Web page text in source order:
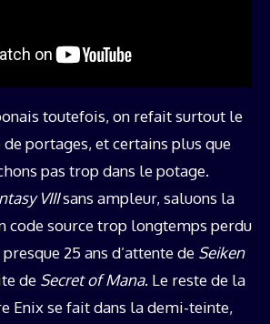
toutefois, on refait surtout le
de portages, et certains plus que
pas trop dans le potage.
VIIIsans ampleur, saluons la
code source trop longtemps perdu
25 ans d’attente de Seiken
de Secret of Mana. Le reste de la
Enix se fait dans la demi-teinte,